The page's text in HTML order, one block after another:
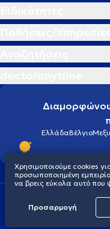
ΕλλάδαΒέλγιο
©
Χρησιμοποιούμε cookies
προσωποποιημένη
να βρεις εύκολα αυτό που
Προσαρμογή